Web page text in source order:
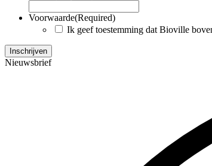
Voorwaarde(Required)
Ik geef toestemming dat Bioville
Nieuwsbrief